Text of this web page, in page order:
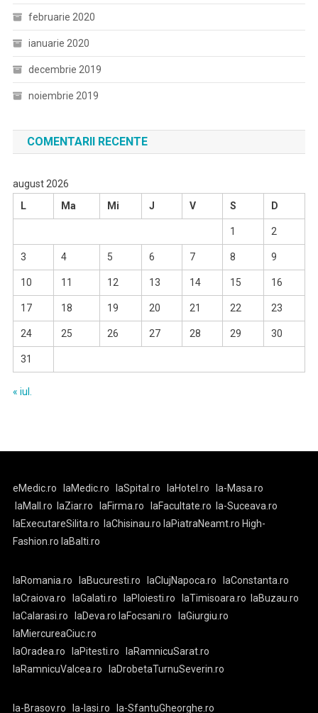
februarie 2020
ianuarie 2020
decembrie 2019
noiembrie 2019
COMENTARII RECENTE
august 2026
L
Ma Mi J V S D
1 2
3 4 5 6 7 8 9
10 11 12 13 14 15 16
17 18 19 20 21 22 23
24 25 26 27 28 29 30
31
« iul.
eMedic.ro laMedic.ro laSpital.ro laHotel.ro
la-Masa.ro
laMall.ro
laZiar.ro laFirma.ro laFacultate.ro
la-Suceava.ro
laExecutareSilita.ro
laChisinau.ro laPiatraNeamt.ro High-
Fashion.ro laBalti.ro
laRomania.ro laBucuresti.ro laClujNapoca.ro
laConstanta.ro
laCraiova.ro
laGalati.ro laPloiesti.ro laTimisoara.ro
laBuzau.ro
laCalarasi.ro
laDeva.ro laFocsani.ro
laGiurgiu.ro
laMiercureaCiuc.ro
laOradea.ro
laPitesti.ro
laRamnicuSarat.ro
laRamnicuValcea.ro
laDrobetaTurnuSeverin.ro
la-Brasov.ro la-Iasi.ro la-SfantuGheorghe.ro